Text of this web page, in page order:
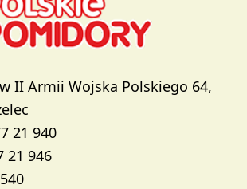
II Armii Wojska Polskiego 64,
21 940
21 946